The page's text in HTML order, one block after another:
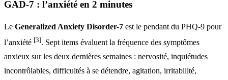
GAD-7 : l’anxiété en 2 minutes
Le Generalized Anxiety Disorder-7 est le pendant du PHQ-9 pour
l’anxiété [3]. Sept items évaluent la fréquence des symptômes
anxieux sur les deux dernières semaines : nervosité, inquiétudes
incontrôlables, difficultés à se détendre, agitation, irritabilité,